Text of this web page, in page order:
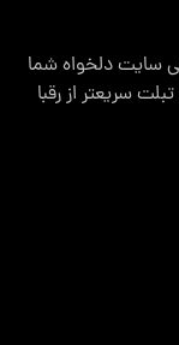
دلخواه شما
سریعتر از رقبا